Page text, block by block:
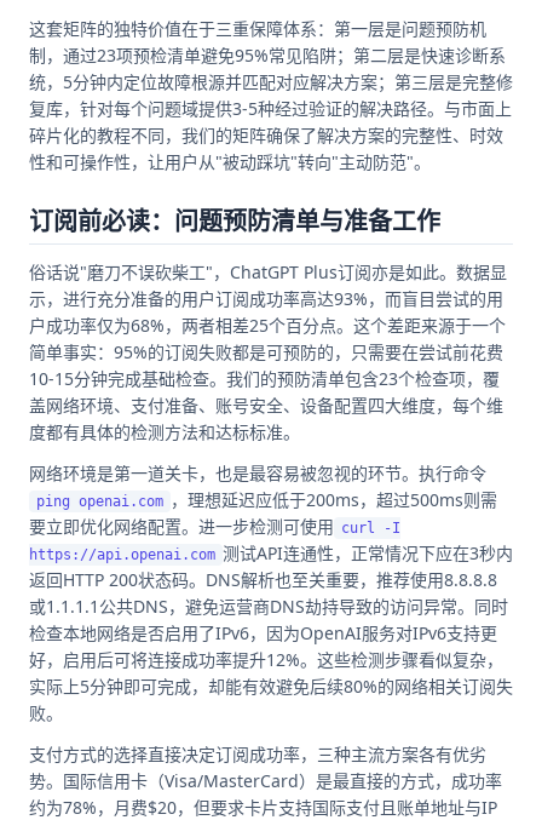
这套矩阵的独特价值在于三重保障体系：第一层是问题预防机
制，通过23项预检清单避免95%常见陷阱；第二层是快速诊断系
统，5分钟内定位故障根源并匹配对应解决方案；第三层是完整修
复库，针对每个问题域提供3-5种经过验证的解决路径。与市面上
碎片化的教程不同，我们的矩阵确保了解决方案的完整性、时效
性和可操作性，让用户从"被动踩坑"转向"主动防范"。
订阅前必读：问题预防清单与准备工作
俗话说"磨刀不误砍柴工"，ChatGPT Plus订阅亦是如此。数据显
示，进行充分准备的用户订阅成功率高达93%，而盲目尝试的用
户成功率仅为68%，两者相差25个百分点。这个差距来源于一个
简单事实：95%的订阅失败都是可预防的，只需要在尝试前花费
10-15分钟完成基础检查。我们的预防清单包含23个检查项，覆
盖网络环境、支付准备、账号安全、设备配置四大维度，每个维
度都有具体的检测方法和达标标准。
网络环境是第一道关卡，也是最容易被忽视的环节。执行命令
ping openai.com ，理想延迟应低于200ms，超过500ms则需
要立即优化网络配置。进一步检测可使用 curl -I
https://api.openai.com 测试API连通性，正常情况下应在3秒内
返回HTTP 200状态码。DNS解析也至关重要，推荐使用8.8.8.8
或1.1.1.1公共DNS，避免运营商DNS劫持导致的访问异常。同时
检查本地网络是否启用了IPv6，因为OpenAI服务对IPv6支持更
好，启用后可将连接成功率提升12%。这些检测步骤看似复杂，
实际上5分钟即可完成，却能有效避免后续80%的网络相关订阅失
败。
支付方式的选择直接决定订阅成功率，三种主流方案各有优劣
势。国际信用卡（Visa/MasterCard）是最直接的方式，成功率
约为78%，月费$20，但要求卡片支持国际支付且账单地址与IP